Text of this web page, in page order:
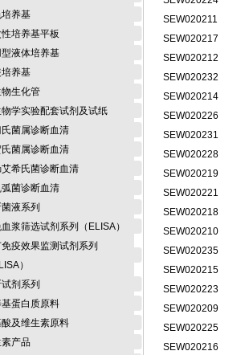
培养基
培养基平板
型液体培养基
养基
生化管
学实验配套试剂及试纸
菌属诊断血清
菌属诊断血清
艾希氏菌诊断血清
菌诊断血清
液系列
浆筛选试剂系列（ELISA）
疫效果监测试剂系列
）
剂系列
蛋白质原料
及维生素原料
产品
SEW020211
SEW020217
SEW020212
SEW020232
SEW020214
SEW020226
SEW020231
SEW020228
SEW020219
SEW020221
SEW020218
SEW020210
SEW020235
SEW020215
SEW020223
SEW020209
SEW020225
SEW020216